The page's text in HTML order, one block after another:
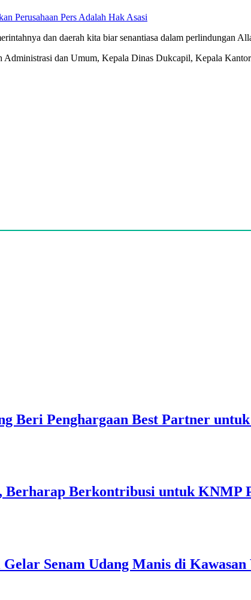
Perusahaan Pers Adalah Hak Asasi
dan daerah kita biar senantiasa dalam perlindungan
dan Umum, Kepala Dinas Dukcapil, Kepala
Beri Penghargaan Best Partner
Berkontribusi untuk KNMP
Senam Udang Manis di Kawasan